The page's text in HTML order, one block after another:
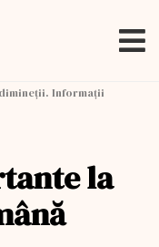
Informaţii
la